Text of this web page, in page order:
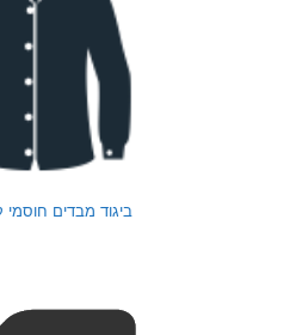
ביגוד מבדים חוסמי קרינת רדיו